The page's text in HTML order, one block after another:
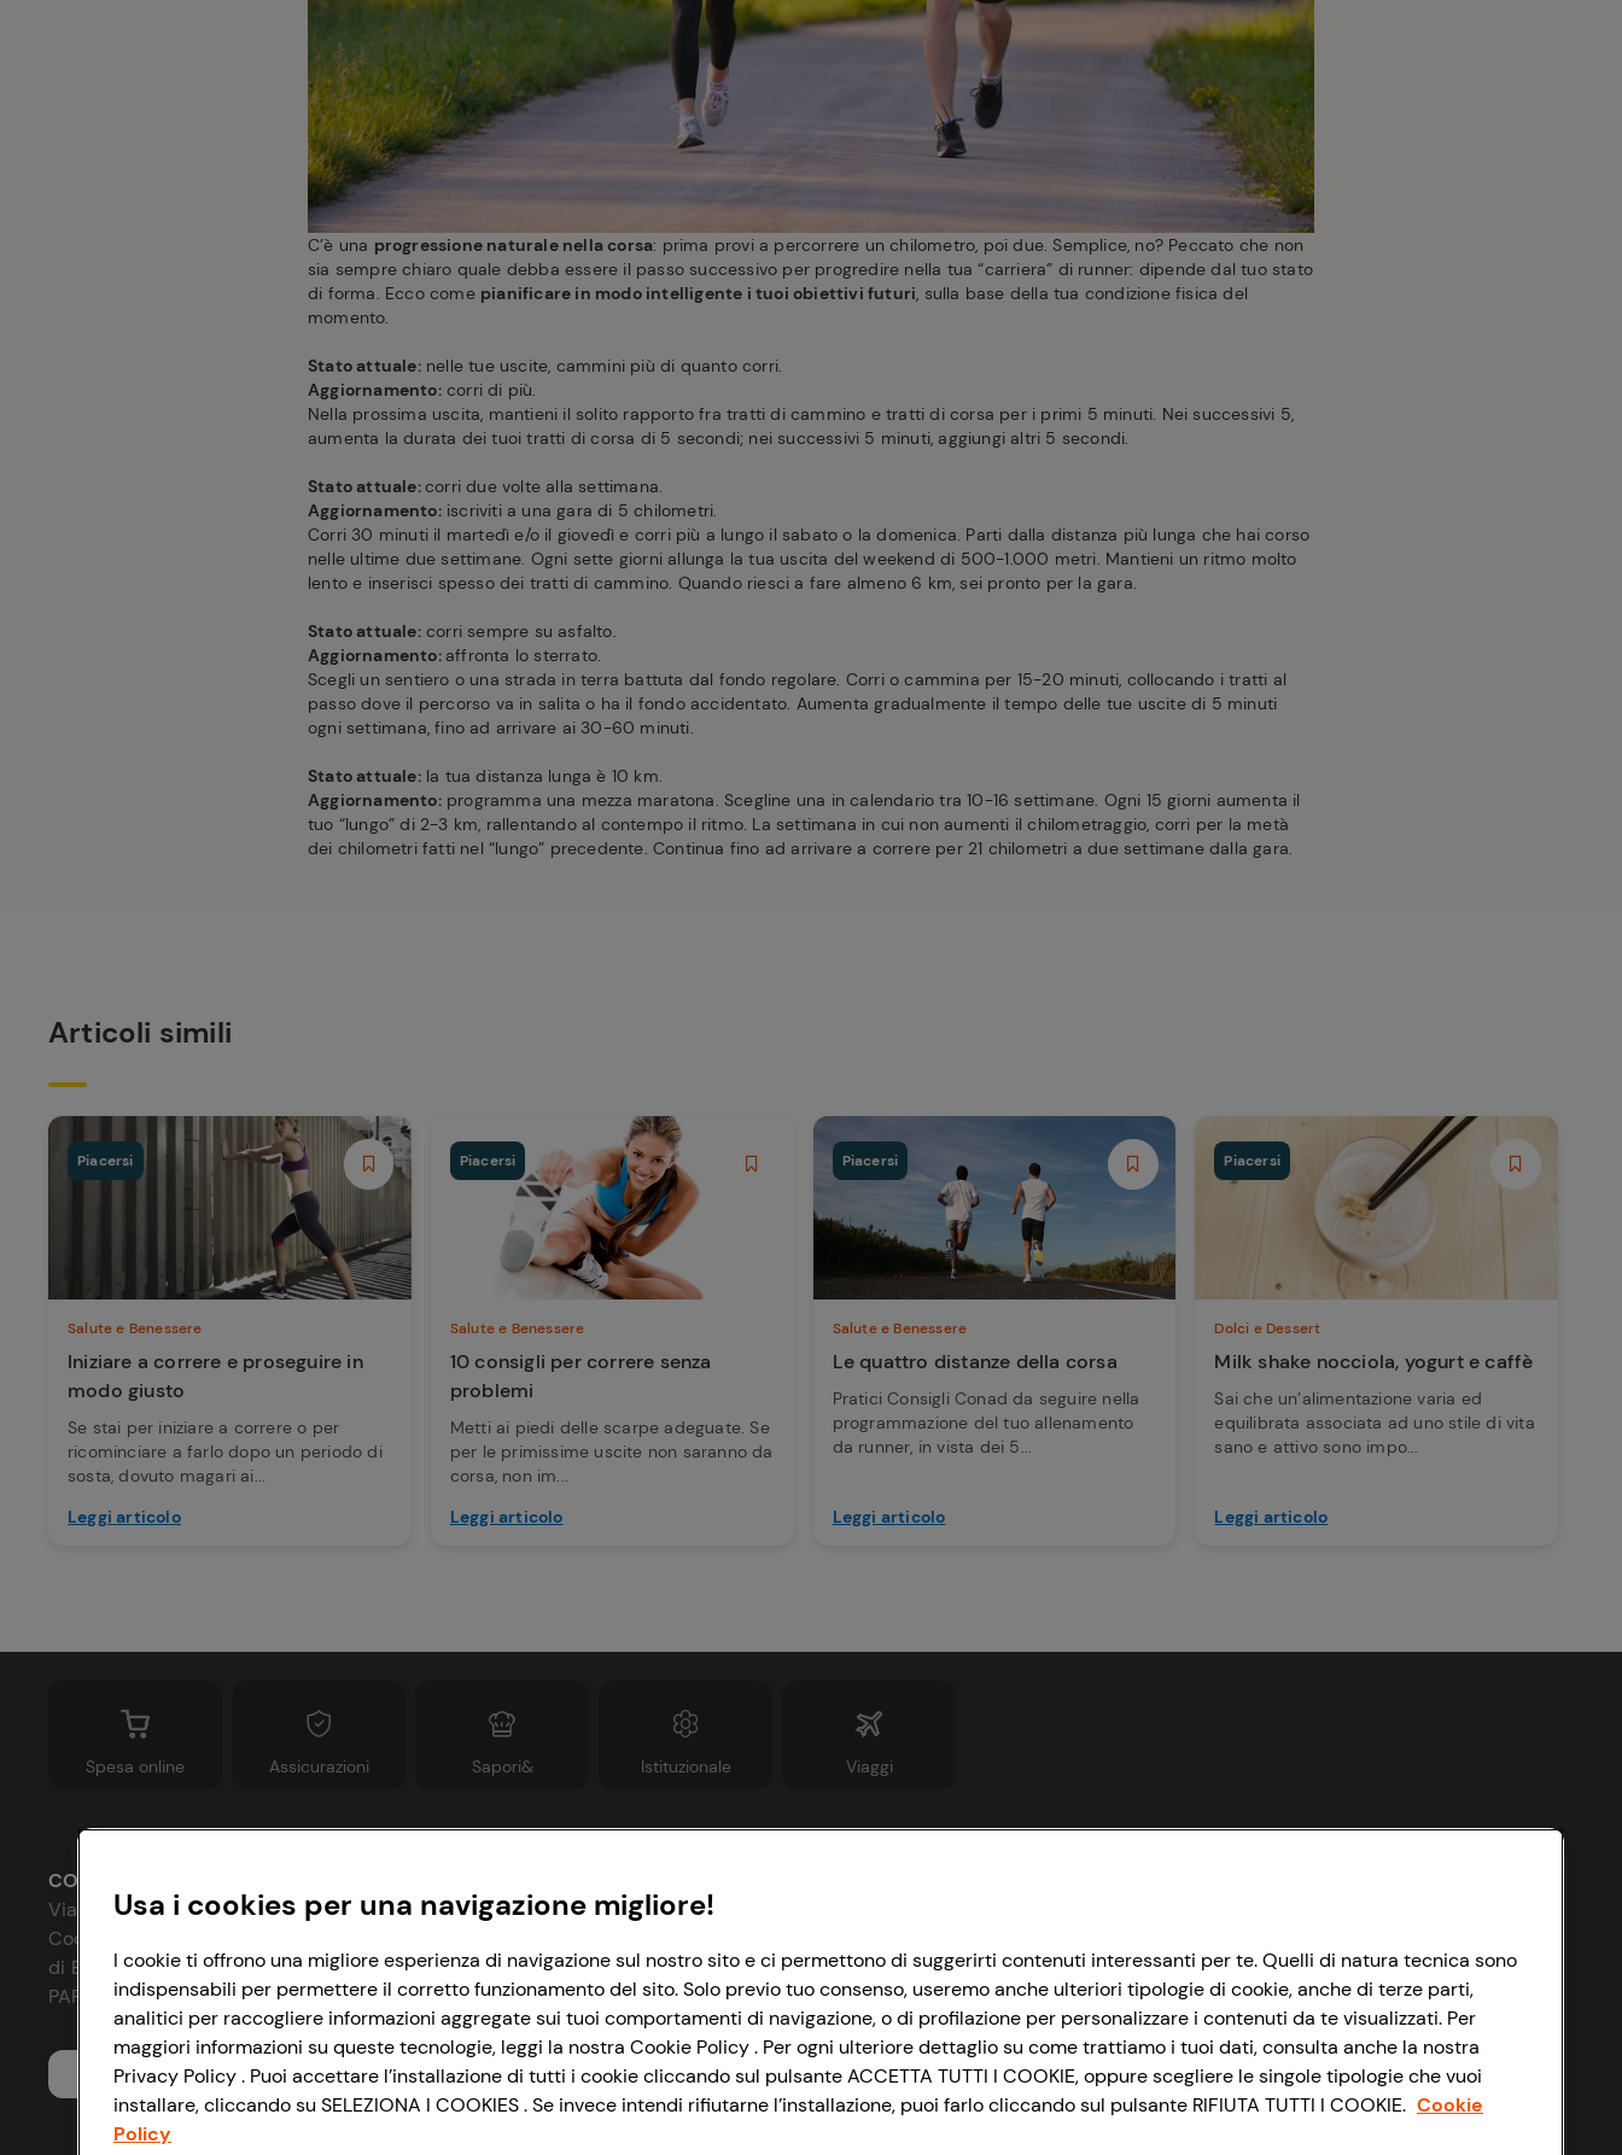
C’è una progressione naturale nella corsa: prima provi a percorrere un chilometro, poi due. Semplice, no? Peccato che non
sia sempre chiaro quale debba essere il passo successivo per progredire nella tua “carriera” di runner: dipende dal tuo stato
di forma. Ecco come pianificare in modo intelligente i tuoi obiettivi futuri, sulla base della tua condizione fisica del
momento.
Stato attuale:nelle tue uscite, cammini più di quanto corri.
Aggiornamento:corri di più.
Nella prossima uscita, mantieni il solito rapporto fra tratti di cammino e tratti di corsa per i primi 5 minuti. Nei successivi 5,
aumenta la durata dei tuoi tratti di corsa di 5 secondi; nei successivi 5 minuti, aggiungi altri 5 secondi.
Stato attuale:corri due volte alla settimana.
Aggiornamento:iscriviti a una gara di 5 chilometri.
Corri 30 minuti il martedì e/o il giovedì e corri più a lungo il sabato o la domenica. Parti dalla distanza più lunga che hai corso
nelle ultime due settimane. Ogni sette giorni allunga la tua uscita del weekend di 500-1.000 metri. Mantieni un ritmo molto
lento e inserisci spesso dei tratti di cammino. Quando riesci a fare almeno 6 km, sei pronto per la gara.
Stato attuale:corri sempre su asfalto.
Aggiornamento: affronta lo sterrato.
Scegli un sentiero o una strada in terra battuta dal fondo regolare. Corri o cammina per 15-20 minuti, collocando i tratti al
passo dove il percorso va in salita o ha il fondo accidentato. Aumenta gradualmente il tempo delle tue uscite di 5 minuti
ogni settimana, fino ad arrivare ai 30-60 minuti.
Stato attuale:la tua distanza lunga è 10 km.
Aggiornamento:programma una mezza maratona. Scegline una in calendario tra 10-16 settimane. Ogni 15 giorni aumenta il
tuo “lungo” di 2-3 km, rallentando al contempo il ritmo. La settimana in cui non aumenti il chilometraggio, corri per la metà
dei chilometri fatti nel “lungo” precedente. Continua fino ad arrivare a correre per 21 chilometri a due settimane dalla gara.
Articoli simili
Piacersi
Salute e Benessere
Iniziare a correre e proseguire in
modo giusto
Se stai per iniziare a correre o per
ricominciare a farlo dopo un periodo di
sosta, dovuto magari ai...
Leggi articolo
Piacersi
Salute e Benessere
10 consigli per correre senza
problemi
Metti ai piedi delle scarpe adeguate. Se
per le primissime uscite non saranno da
corsa, non im...
Leggi articolo
Piacersi
Salute e Benessere
Le quattro distanze della corsa
Pratici Consigli Conad da seguire nella
programmazione del tuo allenamento
da runner, in vista dei 5...
Leggi articolo
Piacersi
Dolci e Dessert
Milk shake nocciola, yogurt e caffè
Sai che un’alimentazione varia ed
equilibrata associata ad uno stile di vita
sano e attivo sono impo...
Leggi articolo
Spesa online Assicurazioni Sapori& Istituzionale Viaggi
Cookie Policy
Impostazioni Cookie
Accessibilità
Le cooperative
News & Approfondimenti
Richiami prodotto
CONAD SOCIETÀ COOPERATIVA
Via Michelino, 59 | 40127 BOLOGNA
Codice Fiscale e Registro Imprese
di Bologna 00865960157
PARTITA IVA 03320960374
Servizio clienti
Usa i cookies per una navigazione migliore!
I cookie ti offrono una migliore esperienza di navigazione sul nostro sito e ci permettono di suggerirti contenuti interessanti per te. Quelli di natura tecnica sono
indispensabili per permettere il corretto funzionamento del sito. Solo previo tuo consenso, useremo anche ulteriori tipologie di cookie, anche di terze parti,
analitici per raccogliere informazioni aggregate sui tuoi comportamenti di navigazione, o di profilazione per personalizzare i contenuti da te visualizzati. Per
maggiori informazioni su queste tecnologie, leggi la nostra Cookie Policy . Per ogni ulteriore dettaglio su come trattiamo i tuoi dati, consulta anche la nostra
Privacy Policy . Puoi accettare l’installazione di tutti i cookie cliccando sul pulsante ACCETTA TUTTI I COOKIE, oppure scegliere le singole tipologie che vuoi
installare, cliccando su SELEZIONA I COOKIES . Se invece intendi rifiutarne l’installazione, puoi farlo cliccando sul pulsante RIFIUTA TUTTI I COOKIE. Cookie
Policy